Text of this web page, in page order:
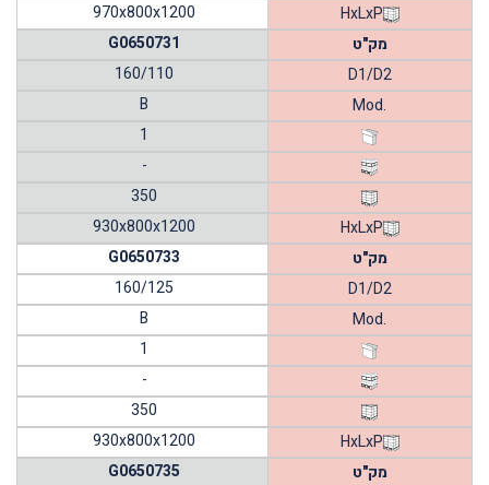
HxLxP
970x800x1200
מק"ט
G0650731
D1/D2
160/110
Mod.
B
1
-
350
HxLxP
930x800x1200
מק"ט
G0650733
D1/D2
160/125
Mod.
B
1
-
350
HxLxP
930x800x1200
מק"ט
G0650735